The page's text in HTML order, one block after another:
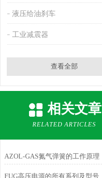
液压给油刹车
工业减震器
查看全部
相关文章
RELATED ARTICLES
AZOL-GAS氮气弹簧的工作原理
FUG高压电源的所有系列及型号